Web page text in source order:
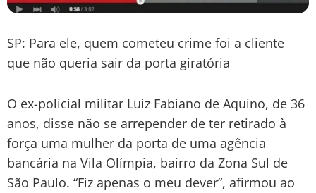
SP: Para ele, quem cometeu crime foi a cliente
que não queria sair da porta giratória
O ex-policial militar Luiz Fabiano de Aquino, de 36
anos, disse não se arrepender de ter retirado à
força uma mulher da porta de uma agência
bancária na Vila Olímpia, bairro da Zona Sul de
São Paulo. “Fiz apenas o meu dever”, afirmou ao